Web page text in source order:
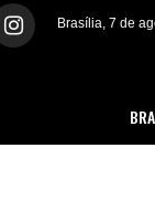
Brasília, 7 de